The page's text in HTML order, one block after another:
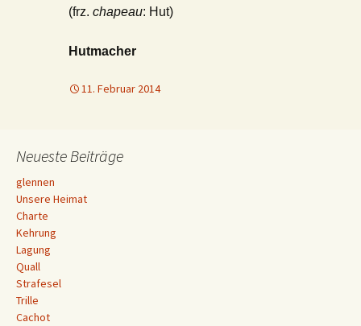
(frz. chapeau: Hut)
Hutmacher
11. Februar 2014
Neueste Beiträge
glennen
Unsere Heimat
Charte
Kehrung
Lagung
Quall
Strafesel
Trille
Cachot